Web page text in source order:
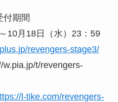
付期間
10月18日（水）23：59
revengers-stage3/
w.pia.jp/t/revengers-
l-tike.com/revengers-